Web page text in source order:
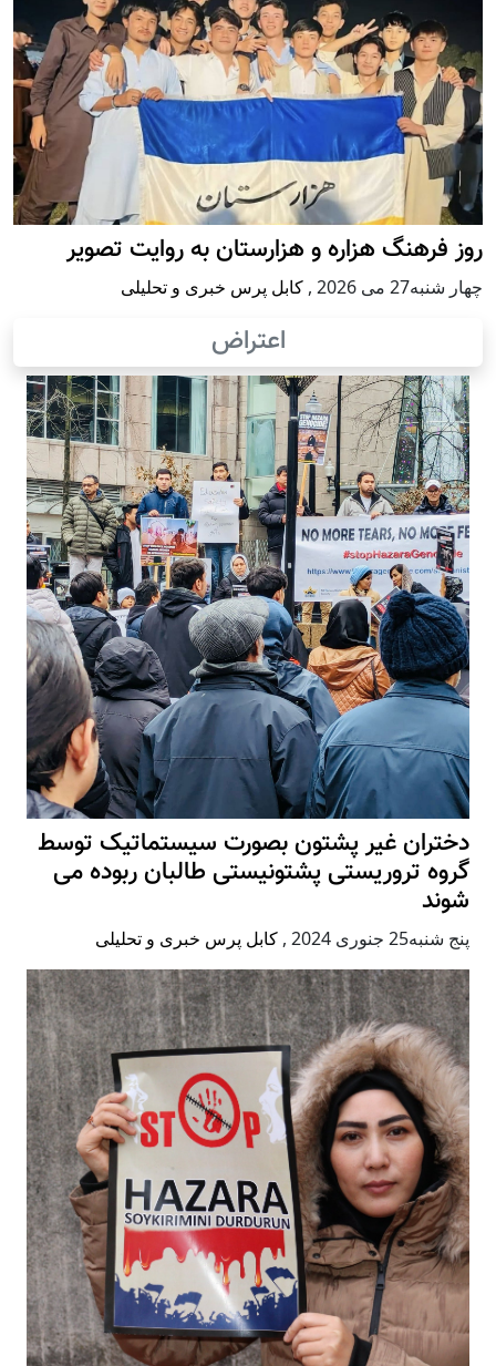
روز فرهنگ هزاره و هزارستان به روایت تصویر
چهار شنبه27 می 2026 , کابل پرس خبری و تحلیلی
اعتراض
دختران غیر پشتون بصورت سیستماتیک توسط
گروه تروریستی پشتونیستی طالبان ربوده می
شوند
پنج شنبه25 جنوری 2024 , کابل پرس خبری و تحلیلی